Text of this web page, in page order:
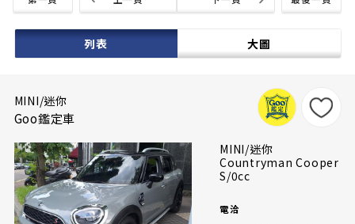
列表 大圖
MINI/迷你
Goo鑑定車
MINI/迷你
Countryman Cooper
S/0cc
電洽